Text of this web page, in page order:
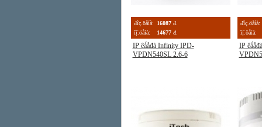
đîç.öåíà: 16087 đ.
îị̈.öåíà:
14677 đ.
IP êà́åđà Infinity IPD-
VPDN540SL 2.6-6
đîç.öåíà:
îị̈.öåíà:
IP